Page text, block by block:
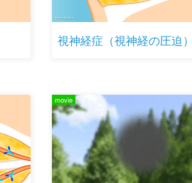
視神経症（視神経の圧迫
movie